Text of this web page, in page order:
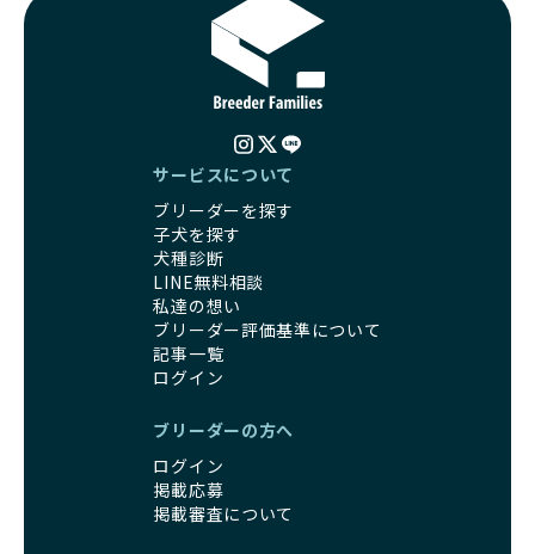
サービスについて
ブリーダーを探す
子犬を探す
犬種診断
LINE無料相談
私達の想い
ブリーダー評価基準について
記事一覧
ログイン
ブリーダーの方へ
ログイン
掲載応募
掲載審査について